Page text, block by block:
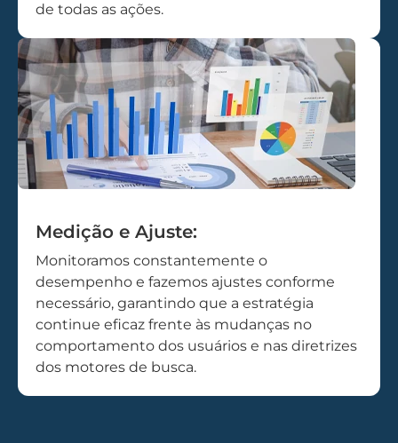
de todas as ações.
Medição e Ajuste:
Monitoramos constantemente o
desempenho e fazemos ajustes conforme
necessário, garantindo que a estratégia
continue eficaz frente às mudanças no
comportamento dos usuários e nas diretrizes
dos motores de busca.